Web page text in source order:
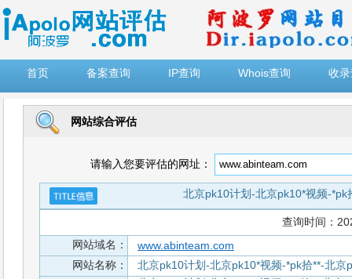
首页
备案查询 IP查询 Whois查询 收
网站综合评估
请输入您要评估的网址：
北京pk10计划-北京pk10*视频-*pk
查询时间：
网站域名：
www.abinteam.com
网站名称：
北京pk10计划-北京pk10*视频-*pk拾**-北京